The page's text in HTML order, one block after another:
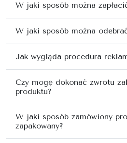
W jaki sposób można
W jaki sposób można
Jak wygląda procedura
Czy mogę dokonać zwrotu
produktu?
W jaki sposób zamówiony
zapakowany?